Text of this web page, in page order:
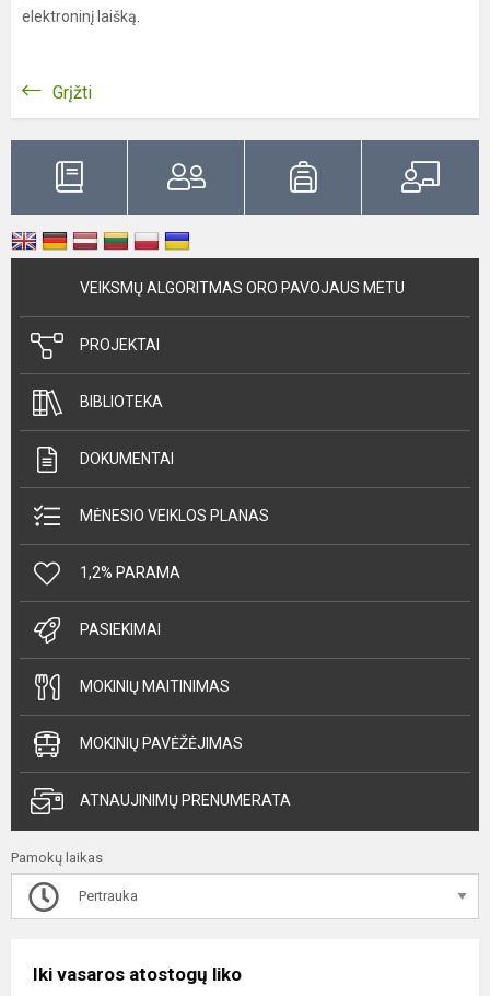
elektroninį laišką.
Grįžti
VEIKSMŲ ALGORITMAS ORO PAVOJAUS METU
PROJEKTAI
BIBLIOTEKA
DOKUMENTAI
MĖNESIO VEIKLOS PLANAS
1,2% PARAMA
PASIEKIMAI
MOKINIŲ MAITINIMAS
MOKINIŲ PAVĖŽĖJIMAS
ATNAUJINIMŲ PRENUMERATA
Pamokų laikas
Pertrauka
Iki vasaros atostogų liko